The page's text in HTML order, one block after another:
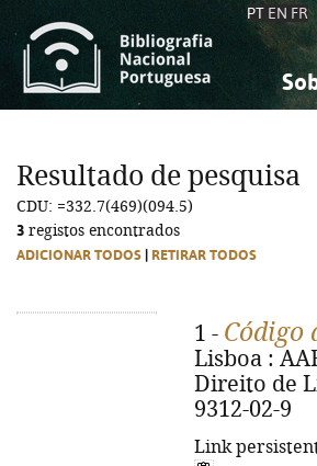
PT EN FR
Resultado de pesquisa
CDU: =332.7(469)(094.5)
3 registos encontrados
ADICIONAR TODOS RETIRAR TODOS
1 - Código
Lisboa :
Direito de
9312-02-9
Link